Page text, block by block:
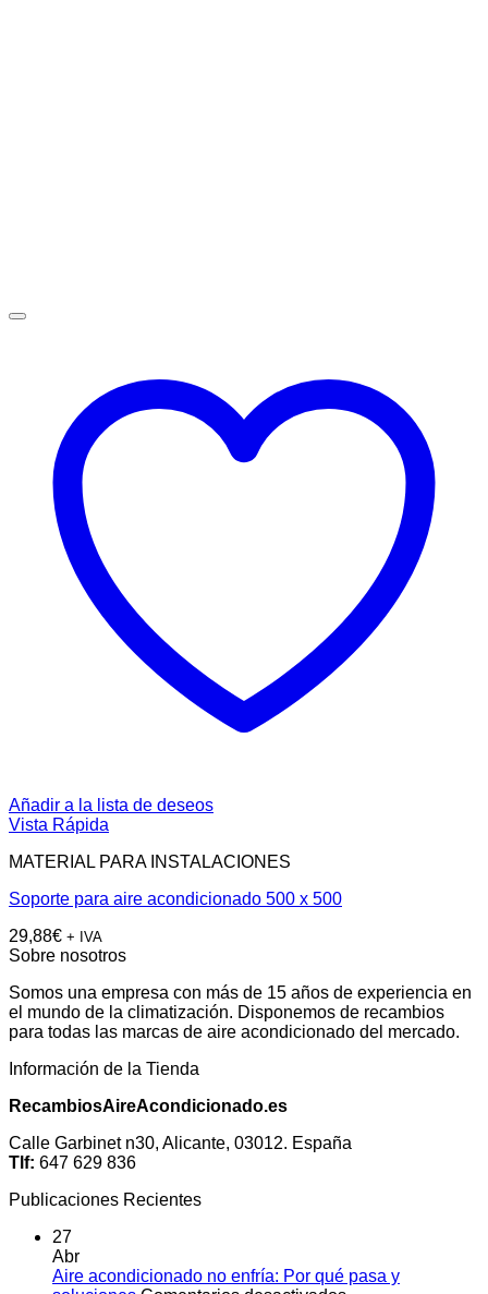
Añadir a la lista de deseos
Vista Rápida
MATERIAL PARA INSTALACIONES
Soporte para aire acondicionado 500 x 500
29,88€ + IVA
Sobre nosotros
Somos una empresa con más de 15 años de experiencia en
el mundo de la climatización. Disponemos de recambios
para todas las marcas de aire acondicionado del mercado.
Información de la Tienda
RecambiosAireAcondicionado.es
Calle Garbinet n30, Alicante, 03012. España
Tlf: 647 629 836
Publicaciones Recientes
27
Abr
Aire acondicionado no enfría: Por qué pasa y